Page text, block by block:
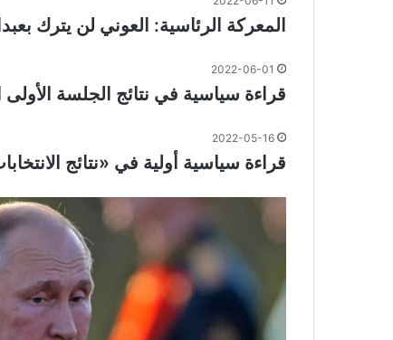
المعركة الرئاسية: العوني لن يترك
2022-06-01
قراءة سياسية في نتائج الجلسة الأولى
2022-05-16
قراءة سياسية أولية في «نتائج